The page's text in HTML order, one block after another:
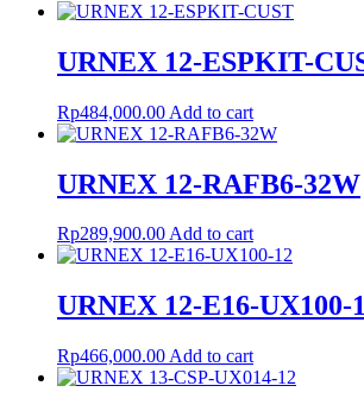
URNEX 12-ESPKIT-
Rp484,000.00 Add to cart
URNEX 12-RAFB6-32W
Rp289,900.00Add to cart
URNEX 12-E16-UX100-
Rp466,000.00 Add to cart